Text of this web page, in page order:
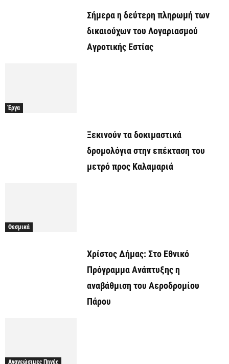
Σήμερα η δεύτερη πληρωμή των
δικαιούχων του Λογαριασμού
Αγροτικής Εστίας
Έργα
Ξεκινούν τα δοκιμαστικά
δρομολόγια στην επέκταση του
μετρό προς Καλαμαριά
Θεσμικά
Χρίστος Δήμας: Στο Εθνικό
Πρόγραμμα Ανάπτυξης η
αναβάθμιση του Αεροδρομίου
Πάρου
Ανανεώσιμες Πηγές